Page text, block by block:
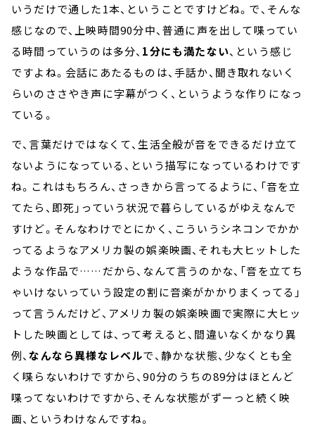
いうだけで通した1本、ということですけどね。で、そんな
感じなので、上映時間90分中、普通に声を出して喋ってい
る時間っていうのは多分、 1分にも満たない、という感じ
ですよね。会話にあたるものは、手話か、聞き取れないく
らいのささやき声に字幕がつく、というような作りになっ
ている。
で、言葉だけではなくて、生活全般が音をできるだけ立て
ないようになっている、という描写になっているわけです
ね。これはもちろん、さっきから言ってるように、「音を立
てたら、即死」っていう状況で暮らしているがゆえなんで
すけど。そんなわけでとにかく、こういうシネコンでかか
ってるようなアメリカ製の娯楽映画、それも大ヒットした
ような作品で……だから、なんて言うのかな、「音を立てち
ゃいけないっていう設定の割に音楽がかかりまくってる」
って言うんだけど、アメリカ製の娯楽映画で実際に大ヒッ
トした映画としては、って考えると、間違いなくかなり異
例、なんなら異様なレベルで、静かな状態、少なくとも全
く喋らないわけですから、90分のうちの89分はほとんど
喋ってないわけですから、そんな状態がずーっと続く映
画、というわけなんですね。